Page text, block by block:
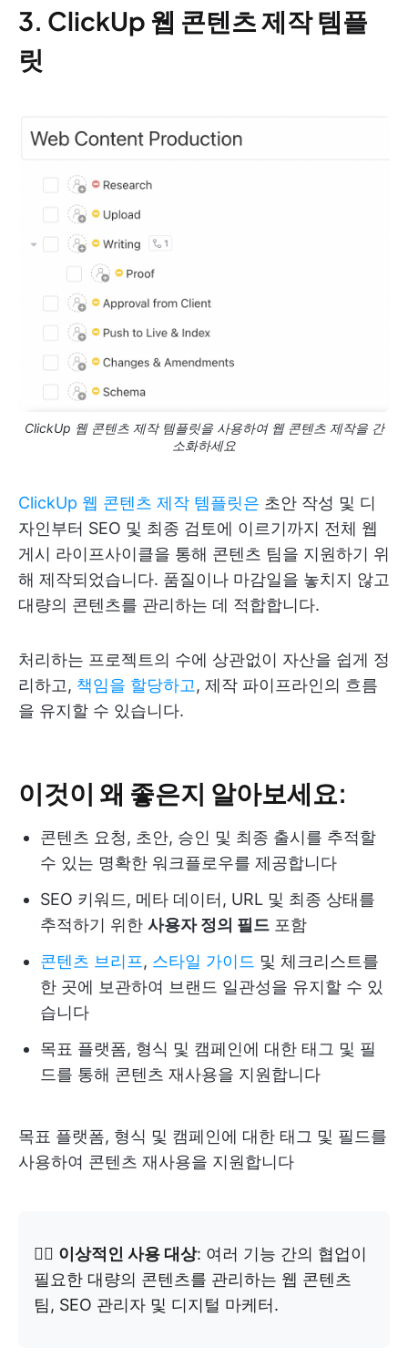
3. ClickUp 웹 콘텐츠 제작 템플
릿
ClickUp 웹 콘텐츠 제작 템플릿을 사용하여 웹 콘텐츠 제작을 간
소화하세요
ClickUp 웹 콘텐츠 제작 템플릿은 초안 작성 및 디
자인부터 SEO 및 최종 검토에 이르기까지 전체 웹
게시 라이프사이클을 통해 콘텐츠 팀을 지원하기 위
해 제작되었습니다. 품질이나 마감일을 놓치지 않고
대량의 콘텐츠를 관리하는 데 적합합니다.
처리하는 프로젝트의 수에 상관없이 자산을 쉽게 정
리하고, 책임을 할당하고 , 제작 파이프라인의 흐름
을 유지할 수 있습니다.
이것이 왜 좋은지 알아보세요:
콘텐츠 요청, 초안, 승인 및 최종 출시를 추적할
수 있는 명확한 워크플로우를 제공합니다
SEO 키워드, 메타 데이터, URL 및 최종 상태를
추적하기 위한 사용자 정의 필드 포함
콘텐츠 브리프, 스타일 가이드 및 체크리스트를
한 곳에 보관하여 브랜드 일관성을 유지할 수 있
습니다
목표 플랫폼, 형식 및 캠페인에 대한 태그 및 필
드를 통해 콘텐츠 재사용을 지원합니다
목표 플랫폼, 형식 및 캠페인에 대한 태그 및 필드를
사용하여 콘텐츠 재사용을 지원합니다
👉🏼 이상적인 사용 대상: 여러 기능 간의 협업이
필요한 대량의 콘텐츠를 관리하는 웹 콘텐츠
팀, SEO 관리자 및 디지털 마케터.